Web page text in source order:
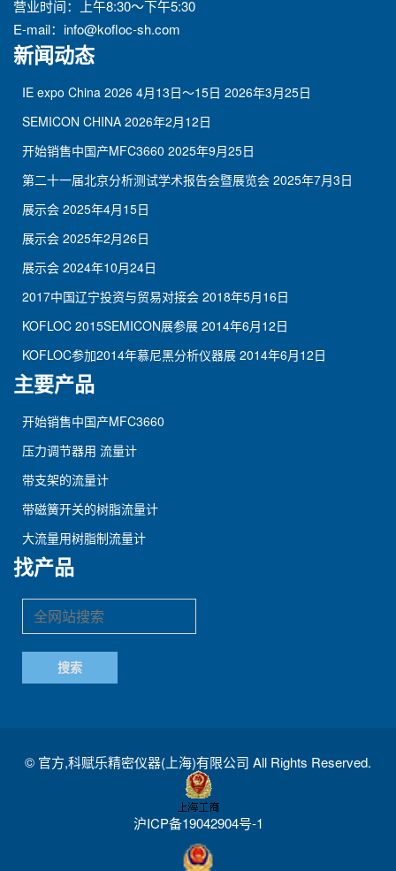
营业时间：上午8:30～下午5:30
E-mail： info@kofloc-sh.com
新闻动态
IE expo China 2026 4月13日～15日 2026年3月25日
SEMICON CHINA 2026年2月12日
开始销售中国产MFC3660 2025年9月25日
第二十一届北京分析测试学术报告会暨展览会 2025年7月3日
展示会 2025年4月15日
展示会 2025年2月26日
展示会 2024年10月24日
2017中国辽宁投资与贸易对接会 2018年5月16日
KOFLOC 2015SEMICON展参展 2014年6月12日
KOFLOC参加2014年慕尼黑分析仪器展 2014年6月12日
主要产品
开始销售中国产MFC3660
压力调节器用 流量计
带支架的流量计
带磁簧开关的树脂流量计
大流量用树脂制流量计
找产品
© 官方,科赋乐精密仪器(上海)有限公司 All Rights Reserved.
沪ICP备19042904号-1